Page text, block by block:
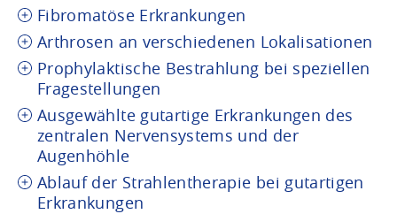
Fibromatöse Erkrankungen
Arthrosen an verschiedenen Lokalisationen
Prophylaktische Bestrahlung bei speziellen
Fragestellungen
Ausgewählte gutartige Erkrankungen des
zentralen Nervensystems und der
Augenhöhle
Ablauf der Strahlentherapie bei gutartigen
Erkrankungen